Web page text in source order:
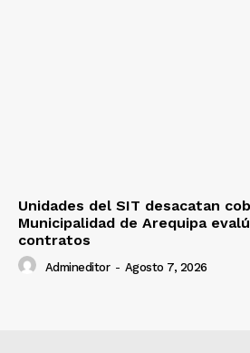
Unidades del SIT desacatan
Municipalidad de Arequipa
contratos
Admineditor - Agosto 7, 2026